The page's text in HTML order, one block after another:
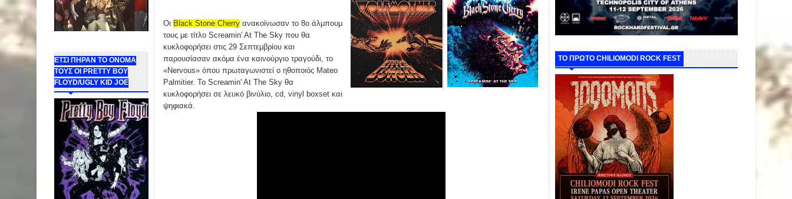
ΕΤΣΙ ΠΗΡΑΝ ΤΟ ΟΝΟΜΑ
ΤΟΥΣ ΟΙ PRETTY BOY
FLOYD/UGLY KID JOE
Οι Black Stone Cherry ανακοίνωσαν το 8ο άλμπουμ
τους με τίτλο Screamin' At The Sky που θα
κυκλοφορήσει στις 29 Σεπτεμβρίου και
παρουσίασαν ακόμα ένα καινούργιο τραγούδι, το
«Nervous» όπου πρωταγωνιστεί ο ηθοποιός Mateo
Palmitier. Το Screamin' At The Sky θα
κυκλοφορήσει σε λευκό βινύλιο, cd, vinyl boxset και
ψηφιακά.
ΤΟ ΠΡΩΤΟ CHILIOMODI ROCK FEST